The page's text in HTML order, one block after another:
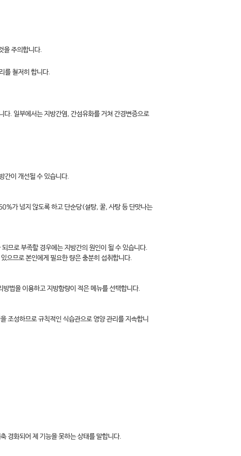
을 주의합니다.
를 철저히 합니다.
. 일부에서는 지방간염, 간섬유화를 거쳐 간경변증으로
간이 개선될 수 있습니다.
가 넘지 않도록 하고 단순당(설탕, 꿀, 사탕 등 단맛나는
므로 부족할 경우에는 지방간의 원인이 될 수 있습니다.
으므로 본인에게 필요한 량은 충분히 섭취합니다.
법을 이용하고 지방함량이 적은 메뉴를 선택합니다.
조성하므로 규칙적인 식습관으로 영양 관리를 지속합니
경화되어 제 기능을 못하는 상태를 말합니다.